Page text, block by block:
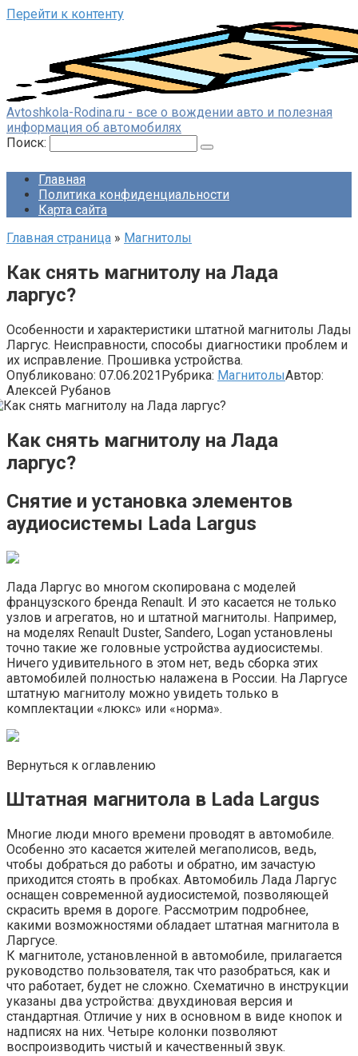
Перейти к контенту
Avtoshkola-Rodina.ru - все о вождении авто и полезная
информация об автомобилях
Поиск:
Главная
Политика конфиденциальности
Карта сайта
Главная страница » Магнитолы
Как снять магнитолу на Лада
ларгус?
Особенности и характеристики штатной магнитолы Лады
Ларгус. Неисправности, способы диагностики проблем и
их исправление. Прошивка устройства.
Опубликовано: 07.06.2021Рубрика: МагнитолыАвтор:
Алексей Рубанов
Как снять магнитолу на Лада
ларгус?
Снятие и установка элементов
аудиосистемы Lada Largus
Лада Ларгус во многом скопирована с моделей
французского бренда Renault. И это касается не только
узлов и агрегатов, но и штатной магнитолы. Например,
на моделях Renault Duster, Sandero, Logan установлены
точно такие же головные устройства аудиосистемы.
Ничего удивительного в этом нет, ведь сборка этих
автомобилей полностью налажена в России. На Ларгусе
штатную магнитолу можно увидеть только в
комплектации «люкс» или «норма».
Вернуться к оглавлению
Штатная магнитола в Lada Largus
Многие люди много времени проводят в автомобиле.
Особенно это касается жителей мегаполисов, ведь,
чтобы добраться до работы и обратно, им зачастую
приходится стоять в пробках. Автомобиль Лада Ларгус
оснащен современной аудиосистемой, позволяющей
скрасить время в дороге. Рассмотрим подробнее,
какими возможностями обладает штатная магнитола в
Ларгусе.
К магнитоле, установленной в автомобиле, прилагается
руководство пользователя, так что разобраться, как и
что работает, будет не сложно. Схематично в инструкции
указаны два устройства: двухдиновая версия и
стандартная. Отличие у них в основном в виде кнопок и
надписях на них. Четыре колонки позволяют
воспроизводить чистый и качественный звук.